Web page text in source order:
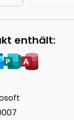
enthält: